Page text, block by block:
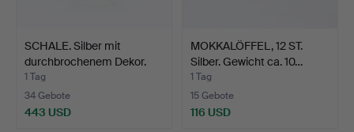
SCHALE. Silber mit
durchbrochenem Dekor.
G…
1 Tag
34 Gebote
443 USD
MOKKALÖFFEL, 12 ST.
Silber. Gewicht ca. 10…
1 Tag
15 Gebote
116 USD